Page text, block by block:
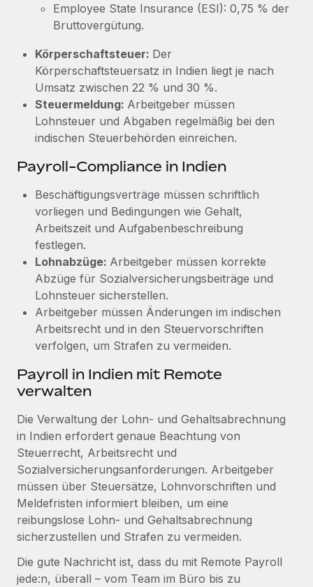
Employee State Insurance (ESI): 0,75 % der
Bruttovergütung.
Körperschaftsteuer: Der
Körperschaftsteuersatz in Indien liegt je nach
Umsatz zwischen 22 % und 30 %.
Steuermeldung: Arbeitgeber müssen
Lohnsteuer und Abgaben regelmäßig bei den
indischen Steuerbehörden einreichen.
Payroll-Compliance in Indien
Beschäftigungsverträge müssen schriftlich
vorliegen und Bedingungen wie Gehalt,
Arbeitszeit und Aufgabenbeschreibung
festlegen.
Lohnabzüge: Arbeitgeber müssen korrekte
Abzüge für Sozialversicherungsbeiträge und
Lohnsteuer sicherstellen.
Arbeitgeber müssen Änderungen im indischen
Arbeitsrecht und in den Steuervorschriften
verfolgen, um Strafen zu vermeiden.
Payroll in Indien mit Remote
verwalten
Die Verwaltung der Lohn- und Gehaltsabrechnung
in Indien erfordert genaue Beachtung von
Steuerrecht, Arbeitsrecht und
Sozialversicherungsanforderungen. Arbeitgeber
müssen über Steuersätze, Lohnvorschriften und
Meldefristen informiert bleiben, um eine
reibungslose Lohn- und Gehaltsabrechnung
sicherzustellen und Strafen zu vermeiden.
Die gute Nachricht ist, dass du mit Remote Payroll
jede:n, überall – vom Team im Büro bis zu